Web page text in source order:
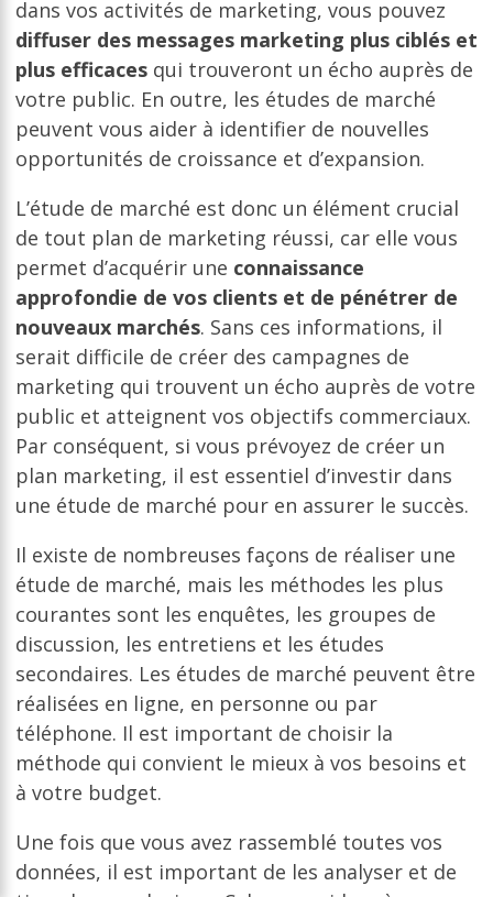
dans vos activités de marketing, vous pouvez
diffuser des messages marketing plus ciblés et
plus efficacesqui trouveront un écho auprès de
votre public. En outre, les études de marché
peuvent vous aider à identifier de nouvelles
opportunités de croissance et d’expansion.
L’étude de marché est donc un élément crucial
de tout plan de marketing réussi, car elle vous
permet d’acquérir une connaissance
approfondie de vos clients et de pénétrer de
nouveaux marchés. Sans ces informations, il
serait difficile de créer des campagnes de
marketing qui trouvent un écho auprès de votre
public et atteignent vos objectifs commerciaux.
Par conséquent, si vous prévoyez de créer un
plan marketing, il est essentiel d’investir dans
une étude de marché pour en assurer le succès.
Il existe de nombreuses façons de réaliser une
étude de marché, mais les méthodes les plus
courantes sont les enquêtes, les groupes de
discussion, les entretiens et les études
secondaires. Les études de marché peuvent être
réalisées en ligne, en personne ou par
téléphone. Il est important de choisir la
méthode qui convient le mieux à vos besoins et
à votre budget.
Une fois que vous avez rassemblé toutes vos
données, il est important de les analyser et de